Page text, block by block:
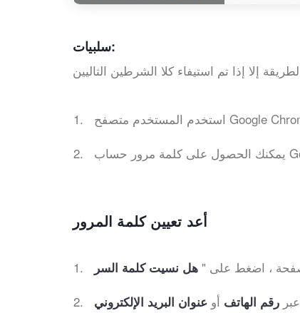
سلبيات:
أعد تعيين كلمة المرور
، اضغط على " هل نسيت كلمة السر
رقم الهاتف أو عنوان البريد الإلكتروني